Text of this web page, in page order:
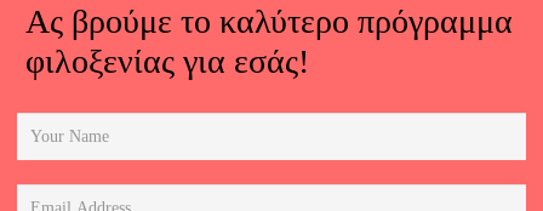
Ας βρούμε το καλύτερο πρόγραμμα
φιλοξενίας για εσάς!